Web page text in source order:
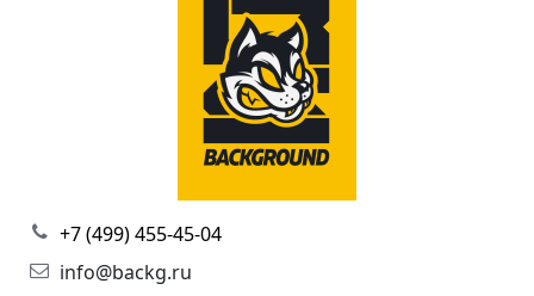
+7 (499) 455-45-04
info@backg.ru